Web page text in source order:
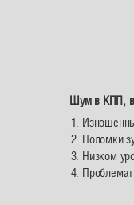
Шум в КПП,
Поломки
Низком